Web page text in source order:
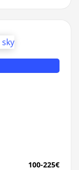
100-225€